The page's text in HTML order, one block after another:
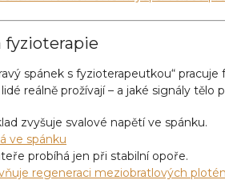
fyzioterapie
spánek s fyzioterapeutkou“
reálně prožívají – a jaké signály tělo
zvyšuje svalové napětí ve spánku.
ve spánku
probíhá jen při stabilní opoře.
regeneraci meziobratlových